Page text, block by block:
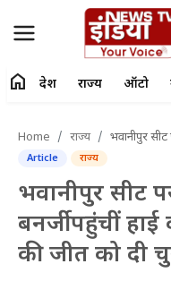
Home
राज्य
home देश राज्य ऑटो
Home राज्य भवानीपुर सीट पर हार के
Article राज्य
भवानीपुर सीट
बनर्जी पहुंचीं
की जीत को दी